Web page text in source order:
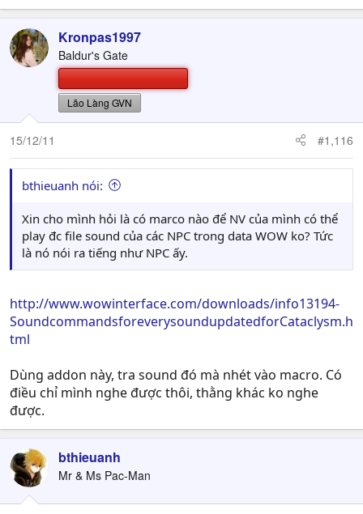
Kronpas1997
Baldur's Gate
Lão Làng GVN
15/12/11 #1,116
bthieuanh nói:
Xin cho mình hỏi là có marco nào để NV của mình có thể
play đc file sound của các NPC trong data WOW ko? Tức
là nó nói ra tiếng như NPC ấy.
http://www.wowinterface.com/downloads/info13194-
SoundcommandsforeverysoundupdatedforCataclysm.h
tml
Dùng addon này, tra sound đó mà nhét vào macro. Có
điều chỉ mình nghe được thôi, thằng khác ko nghe
được.
bthieuanh
Mr & Ms Pac-Man